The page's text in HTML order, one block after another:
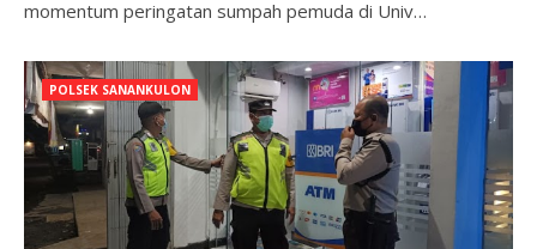
momentum peringatan sumpah pemuda di Univ…
POLSEK SANANKULON